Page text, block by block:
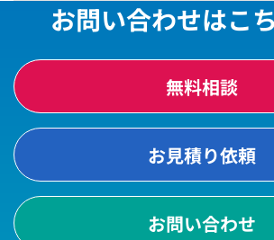
お問い合わせはこ
無料相談
お見積り依頼
お問い合わせ